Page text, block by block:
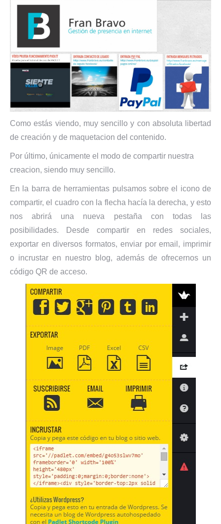
Como estás viendo, muy sencillo y con absoluta libertad
de creación y de maquetacion del contenido.
Por último, únicamente el modo de compartir nuestra
creacion, siendo muy sencillo.
En la barra de herramientas pulsamos sobre el icono de
compartir, el cuadro con la flecha hacía la derecha, y esto
nos abrirá una nueva pestaña con todas las
posibilidades. Desde compartir en redes sociales,
exportar en diversos formatos, enviar por email, imprimir
o incrustar en nuestro blog, además de ofrecernos un
código QR de acceso.